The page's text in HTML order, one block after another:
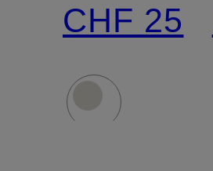
CHF 25